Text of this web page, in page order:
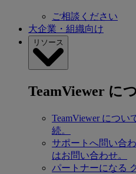
ご相談ください
大企業・組織向け
リソース
TeamViewer に
TeamViewer につい
続。
サポートへ問い合
はお問い合わせ。
パートナーになる